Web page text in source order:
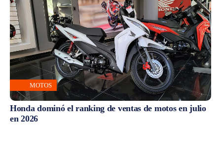
MOTOS
Honda dominó el ranking de ventas de motos en julio
en 2026